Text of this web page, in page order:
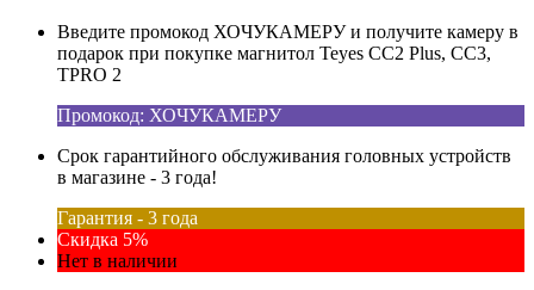
Введите промокод ХОЧУКАМЕРУ и получите камеру в
подарок при покупке магнитол Teyes CC2 Plus, CC3,
TPRO 2
Промокод: ХОЧУКАМЕРУ
Срок гарантийного обслуживания головных устройств
в магазине - 3 года!
Гарантия - 3 года
Скидка 5%
Нет в наличии